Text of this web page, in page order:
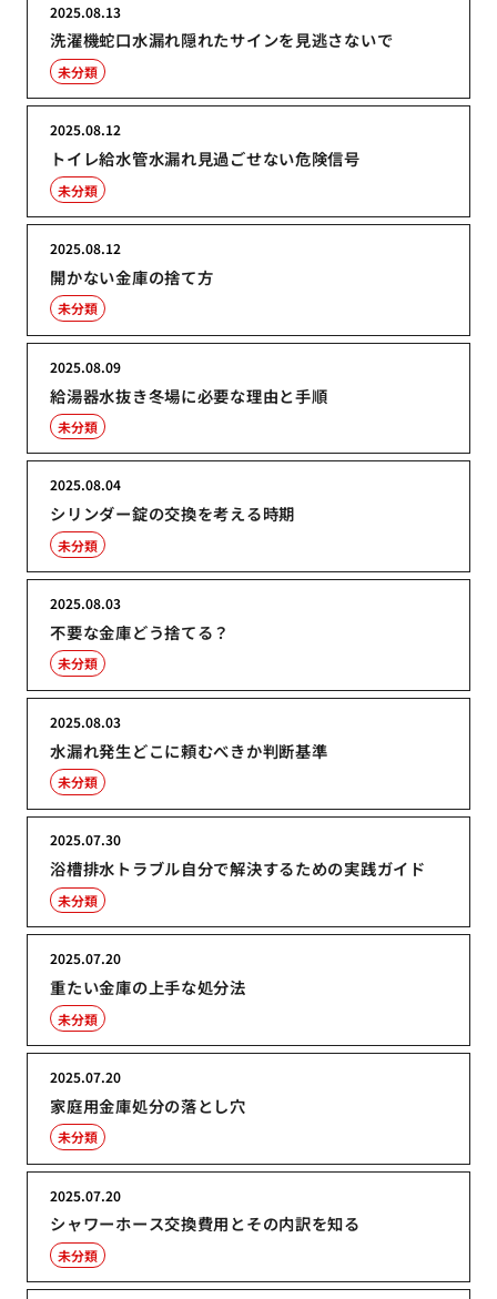
洗濯機蛇口水漏れ隠れたサインを見逃さないで
2025.08.13
未分類
トイレ給水管水漏れ見過ごせない危険信号
2025.08.12
未分類
開かない金庫の捨て方
2025.08.12
未分類
給湯器水抜き冬場に必要な理由と手順
2025.08.09
未分類
シリンダー錠の交換を考える時期
2025.08.04
未分類
不要な金庫どう捨てる？
2025.08.03
未分類
水漏れ発生どこに頼むべきか判断基準
2025.08.03
未分類
浴槽排水トラブル自分で解決するための実践ガイド
2025.07.30
未分類
重たい金庫の上手な処分法
2025.07.20
未分類
家庭用金庫処分の落とし穴
2025.07.20
未分類
シャワーホース交換費用とその内訳を知る
2025.07.20
未分類